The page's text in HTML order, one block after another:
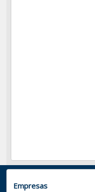
Empresas